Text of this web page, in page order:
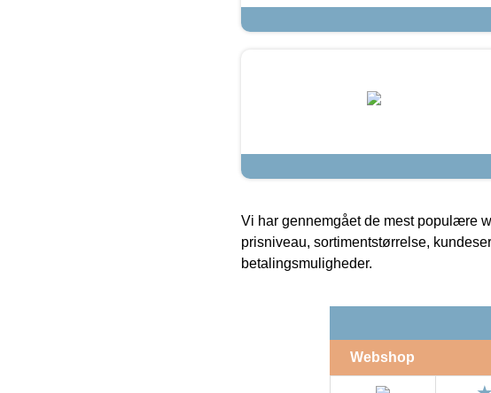
Vi har gennemgået de mest populære
prisniveau, sortimentstørrelse,
betalingsmuligheder.
Webshop